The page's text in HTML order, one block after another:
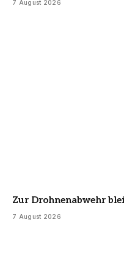
7 August 2026
Zur Drohnenabwehr
7 August 2026